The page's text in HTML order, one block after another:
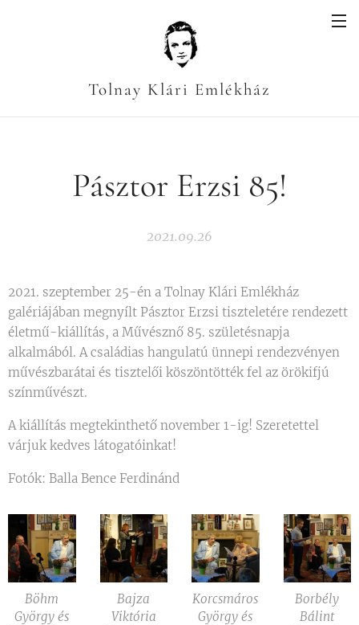
Tolnay Klári Emlékház
Pásztor Erzsi 85!
2021.09.26
2021. szeptember 25-én a Tolnay Klári Emlékház
galériájában megnyílt Pásztor Erzsi tiszteletére rendezett
életmű-kiállítás, a Művésznő 85. születésnapja
alkalmából. A családias hangulatú ünnepi rendezvényen
művészbarátai és tisztelői köszöntötték fel az örökifjú
színművészt.
A kiállítás megtekinthető november 1-ig! Szeretettel
várjuk kedves látogatóinkat!
Fotók: Balla Bence Ferdinánd
Böhm
György és
Bajza
Viktória
Korcsmáros
György és
Borbély
Bálint